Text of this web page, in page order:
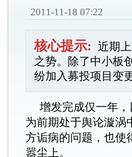
> >
2011-11-18 07:22
核心提示: 近期
之势。除了中小板
纷加入募投项目变
增发完成仅一年
为前期处于舆论漩涡
方诟病的问题，也使
嚣尘上。